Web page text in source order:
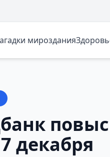
мироздания
декабря